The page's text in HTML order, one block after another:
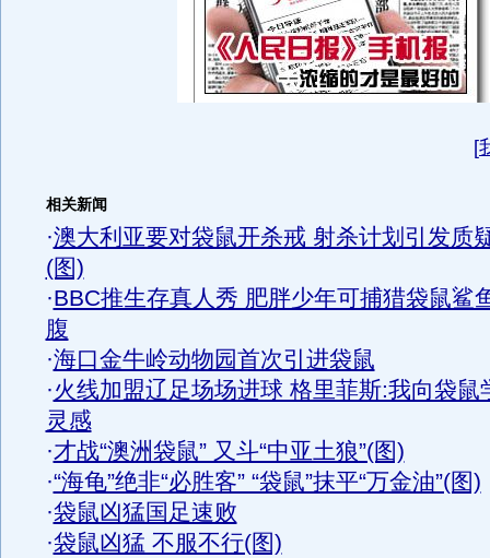
[
相关新闻
·澳大利亚要对袋鼠开杀戒 射杀计划引发质
(图)
·BBC推生存真人秀 肥胖少年可捕猎袋鼠鲨
腹
·海口金牛岭动物园首次引进袋鼠
·火线加盟辽足场场进球 格里菲斯:我向袋鼠
灵感
·才战“澳洲袋鼠” 又斗“中亚土狼”(图)
·“海龟”绝非“必胜客” “袋鼠”抹平“万金油”(图)
·袋鼠凶猛国足速败
·袋鼠凶猛 不服不行(图)